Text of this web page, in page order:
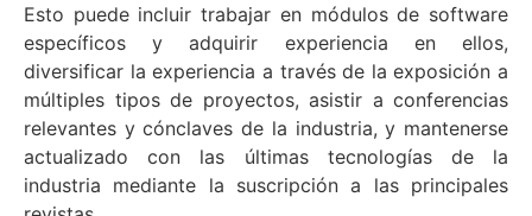
Esto puede incluir trabajar en módulos de software
específicos y adquirir experiencia en ellos,
diversificar la experiencia a través de la exposición a
múltiples tipos de proyectos, asistir a conferencias
relevantes y cónclaves de la industria, y mantenerse
actualizado con las últimas tecnologías de la
industria mediante la suscripción a las principales